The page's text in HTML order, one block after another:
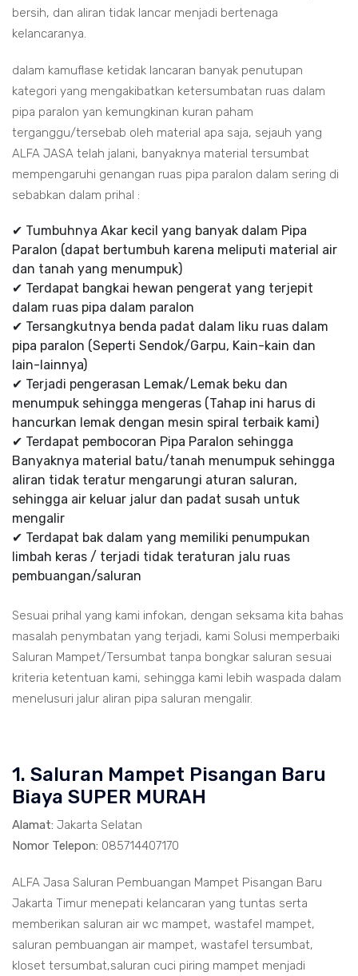
bersih, dan aliran tidak lancar menjadi bertenaga
kelancaranya.
dalam kamuflase ketidak lancaran banyak penutupan
kategori yang mengakibatkan ketersumbatan ruas dalam
pipa paralon yan kemungkinan kuran paham
terganggu/tersebab oleh material apa saja, sejauh yang
ALFA JASA telah jalani, banyaknya material tersumbat
mempengaruhi genangan ruas pipa paralon dalam sering di
sebabkan dalam prihal :
✔ Tumbuhnya Akar kecil yang banyak dalam Pipa
Paralon (dapat bertumbuh karena meliputi material air
dan tanah yang menumpuk)
✔ Terdapat bangkai hewan pengerat yang terjepit
dalam ruas pipa dalam paralon
✔ Tersangkutnya benda padat dalam liku ruas dalam
pipa paralon (Seperti Sendok/Garpu, Kain-kain dan
lain-lainnya)
✔ Terjadi pengerasan Lemak/Lemak beku dan
menumpuk sehingga mengeras (Tahap ini harus di
hancurkan lemak dengan mesin spiral terbaik kami)
✔ Terdapat pembocoran Pipa Paralon sehingga
Banyaknya material batu/tanah menumpuk sehingga
aliran tidak teratur mengarungi aturan saluran,
sehingga air keluar jalur dan padat susah untuk
mengalir
✔ Terdapat bak dalam yang memiliki penumpukan
limbah keras / terjadi tidak teraturan jalu ruas
pembuangan/saluran
Sesuai prihal yang kami infokan, dengan seksama kita bahas
masalah penymbatan yang terjadi, kami Solusi memperbaiki
Saluran Mampet/Tersumbat tanpa bongkar saluran sesuai
kriteria ketentuan kami, sehingga kami lebih waspada dalam
menelusuri jalur aliran pipa saluran mengalir.
1. Saluran Mampet Pisangan Baru
Biaya SUPER MURAH
Alamat: Jakarta Selatan
Nomor Telepon: 085714407170
ALFA Jasa Saluran Pembuangan Mampet Pisangan Baru
Jakarta Timur menepati kelancaran yang tuntas serta
memberikan saluran air wc mampet, wastafel mampet,
saluran pembuangan air mampet, wastafel tersumbat,
kloset tersumbat,saluran cuci piring mampet menjadi